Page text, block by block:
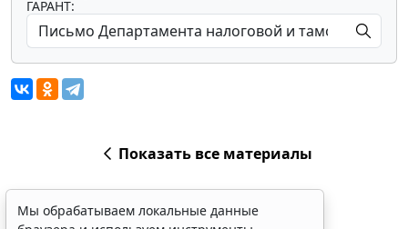
ГАРАНТ:
Показать все материалы
Мы обрабатываем локальные данные